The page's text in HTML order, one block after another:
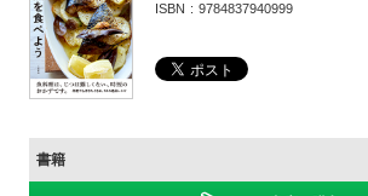
ISBN
9784837940999
書籍